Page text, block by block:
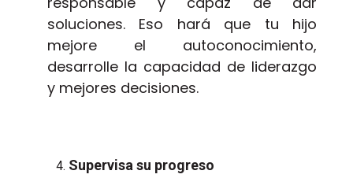
soluciones. Eso hará que tu hijo
mejore el autoconocimiento,
desarrolle la capacidad de liderazgo
y mejores decisiones.
Supervisa su progreso